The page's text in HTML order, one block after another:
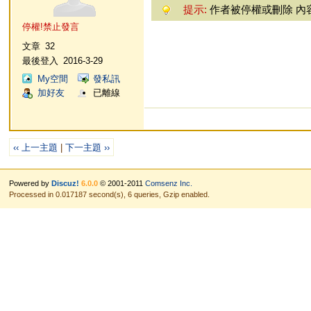
停權!禁止發言
文章 32
最後登入
2016-3-29
My空間
發私訊
加好友
已離線
提示:作者被停權或刪除 內
‹‹ 上一主題 |下一主題 ››
Powered byDiscuz! 6.0.0 © 2001-2011Comsenz Inc.
Processed in 0.017187 second(s), 6 queries, Gzip enabled.